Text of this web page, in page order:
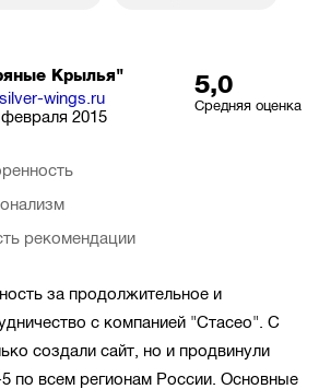
Крылья"
silver-wings.ru
2015
5,0
Средняя оценка
рекомендации
за продолжительное и
с компанией "Стасео". С
создали сайт, но и продвинули
по всем регионам России. Основные